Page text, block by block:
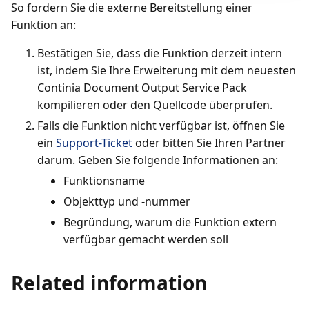
So fordern Sie die externe Bereitstellung einer
Funktion an:
Bestätigen Sie, dass die Funktion derzeit intern
ist, indem Sie Ihre Erweiterung mit dem neuesten
Continia Document Output Service Pack
kompilieren oder den Quellcode überprüfen.
Falls die Funktion nicht verfügbar ist, öffnen Sie
ein Support-Ticketoder bitten Sie Ihren Partner
darum. Geben Sie folgende Informationen an:
Funktionsname
Objekttyp und -nummer
Begründung, warum die Funktion extern
verfügbar gemacht werden soll
Related information